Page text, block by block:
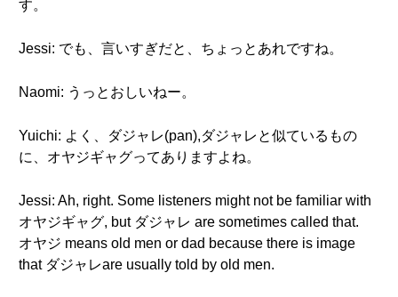
す。
Jessi: でも、言いすぎだと、ちょっとあれですね。
Naomi: うっとおしいねー。
Yuichi: よく、ダジャレ(pan),ダジャレと似ているもの
に、オヤジギャグってありますよね。
Jessi: Ah, right. Some listeners might not be familiar with
オヤジギャグ, but ダジャレ are sometimes called that.
オヤジ means old men or dad because there is image
that ダジャレare usually told by old men.